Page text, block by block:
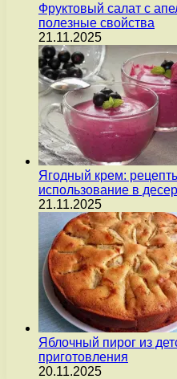
Фруктовый салат с
полезные свойства
21.11.2025
Ягодный крем:
использование в
21.11.2025
Яблочный пирог из
приготовления
20.11.2025